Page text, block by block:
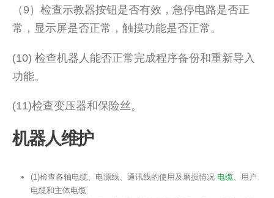
（9）检查示教器按钮是否有效，急停电路是否正
常，显示屏是否正常，触摸功能是否正常。
(10) 检查机器人能否正常完成程序备份和重新导入
功能。
(11)检查变压器和保险丝。
机器人维护
(1)检查各轴电缆、电源线、通讯线的使用及磨损情况 电缆、用户
电缆和主体电缆